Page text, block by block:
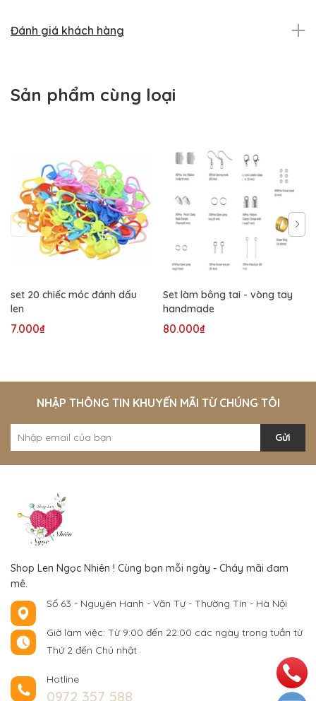
Đánh giá khách hàng
Sản phẩm cùng loại
set 20 chiếc móc đánh dấu
len
7.000₫
Set làm bông tai - vòng tay
handmade
80.000₫
NHẬP THÔNG TIN KHUYẾN MÃI TỪ CHÚNG TÔI
Gửi
Shop Len Ngọc Nhiên ! Cùng bạn mỗi ngày - Cháy mãi đam
mê.
Số 63 - Nguyên Hanh - Văn Tự - Thường Tín - Hà Nội
Giờ làm việc: Từ 9:00 đến 22:00 các ngày trong tuần từ
Thứ 2 đến Chủ nhật
Hotline
0972 357 588